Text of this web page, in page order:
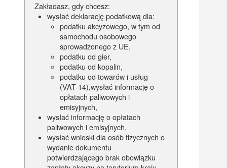
Zakładasz, gdy chcesz:
wysłać deklarację podatkową dla:
podatku akcyzowego, w tym od
samochodu osobowego
sprowadzonego z UE,
podatku od gier,
podatku od kopalin,
podatku od towarów i usług
(VAT-14),wysłać informację o
opłatach paliwowych i
emisyjnych,
wysłać informację o opłatach
paliwowych i emisyjnych,
wysłać wnioski dla osób fizycznych o
wydanie dokumentu
potwierdzającego brak obowiązku